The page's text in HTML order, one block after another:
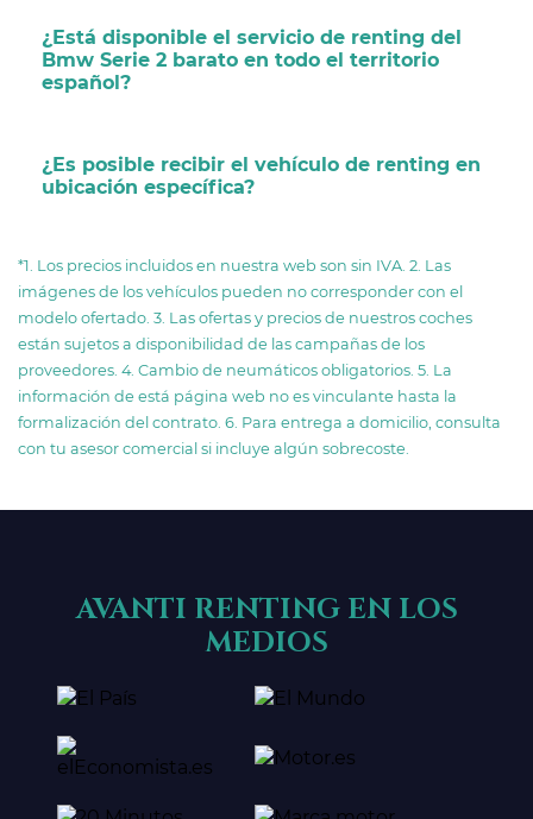
¿Está disponible el servicio de renting del
Bmw Serie 2 barato en todo el territorio
español?
¿Es posible recibir el vehículo de renting en
ubicación específica?
*1. Los precios incluidos en nuestra web son sin IVA. 2. Las
imágenes de los vehículos pueden no corresponder con el
modelo ofertado. 3. Las ofertas y precios de nuestros coches
están sujetos a disponibilidad de las campañas de los
proveedores. 4. Cambio de neumáticos obligatorios. 5. La
información de está página web no es vinculante hasta la
formalización del contrato. 6. Para entrega a domicilio, consulta
con tu asesor comercial si incluye algún sobrecoste.
AVANTI RENTING EN LOS
MEDIOS